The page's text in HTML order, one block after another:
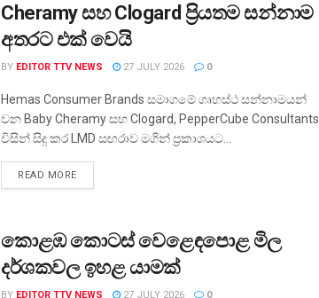
Cheramy සහ Clogard ප්‍රියතම සන්නාම
අතරට එක් වෙයි
BY EDITOR TTV NEWS 27 JULY 2026 0
Hemas Consumer Brands සමාගමේ ගෘහස්ථ සන්නාමයන්
වන Baby Cheramy සහ Clogard, PepperCube Consultants
විසින් සිදු කර LMD සඟරාව මගින් ප්‍රකාශයට...
READ MORE
කොළඹ කොටස් වෙළෙඳපොළ මිල
දර්ශකවල ඉහළ යාමක්
BY EDITOR TTV NEWS 27 JULY 2026 0